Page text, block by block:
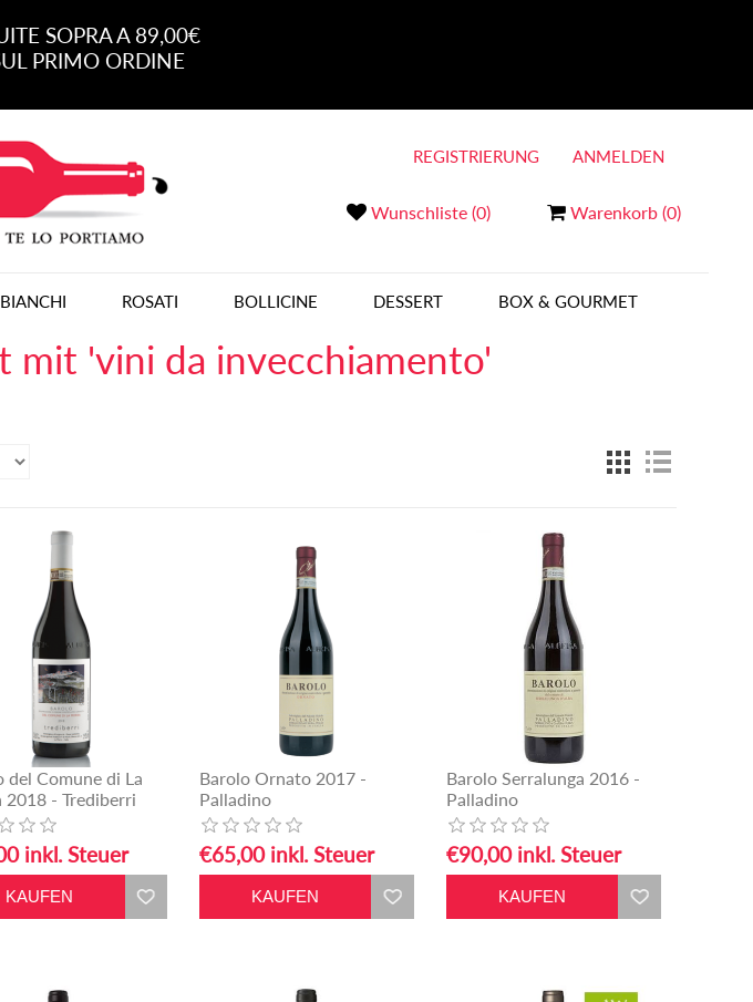
SOPRA A 89,00€
PRIMO ORDINE
Wunschliste (0) Warenkorb (0)
REGISTRIERUNG ANMELDEN
ROSATI BOLLICINE DESSERT BOX & GOURMET
mit 'vini da invecchiamento'
del Comune di La
2018 - Trediberri
inkl. Steuer
Barolo Ornato 2017 -
Palladino
€65,00 inkl. Steuer
Barolo Serralunga 2016 -
Palladino
€90,00 inkl. Steuer